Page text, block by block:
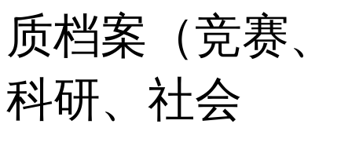
质档案（竞赛、
科研、社会